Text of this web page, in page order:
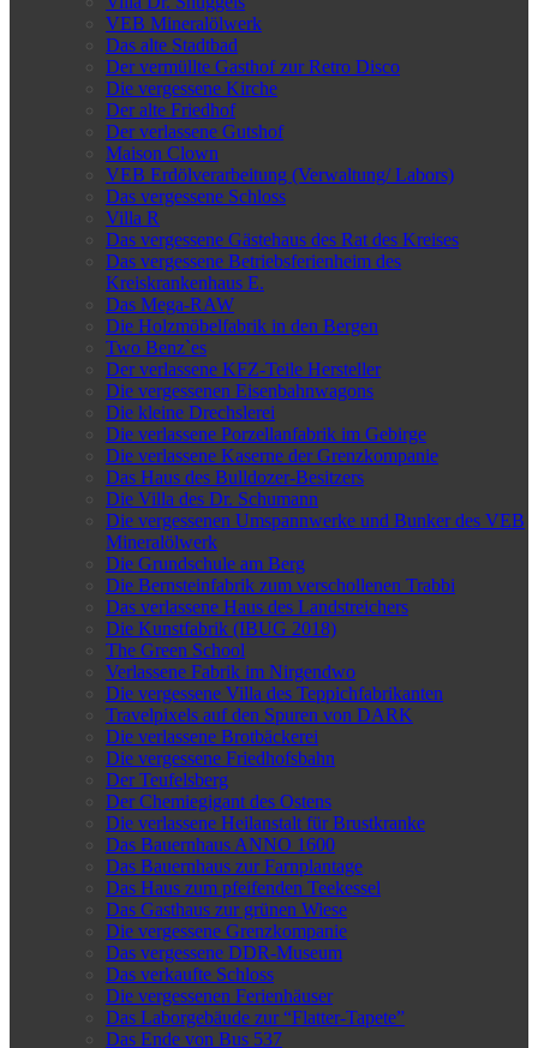
VEB Mineralölwerk
Das alte Stadtbad
Der vermüllte Gasthof zur Retro Disco
Die vergessene Kirche
Der alte Friedhof
Der verlassene Gutshof
Maison Clown
VEB Erdölverarbeitung (Verwaltung/ Labors)
Das vergessene Schloss
Villa R
Das vergessene Gästehaus des Rat des Kreises
Das vergessene Betriebsferienheim des
Kreiskrankenhaus E.
Das Mega-RAW
Die Holzmöbelfabrik in den Bergen
Two Benz`es
Der verlassene KFZ-Teile Hersteller
Die vergessenen Eisenbahnwagons
Die kleine Drechslerei
Die verlassene Porzellanfabrik im Gebirge
Die verlassene Kaserne der Grenzkompanie
Das Haus des Bulldozer-Besitzers
Die Villa des Dr. Schumann
Die vergessenen Umspannwerke und Bunker des VEB
Mineralölwerk
Die Grundschule am Berg
Die Bernsteinfabrik zum verschollenen Trabbi
Das verlassene Haus des Landstreichers
Die Kunstfabrik (IBUG 2018)
The Green School
Verlassene Fabrik im Nirgendwo
Die vergessene Villa des Teppichfabrikanten
Travelpixels auf den Spuren von DARK
Die verlassene Brotbäckerei
Die vergessene Friedhofsbahn
Der Teufelsberg
Der Chemiegigant des Ostens
Die verlassene Heilanstalt für Brustkranke
Das Bauernhaus ANNO 1600
Das Bauernhaus zur Farnplantage
Das Haus zum pfeifenden Teekessel
Das Gasthaus zur grünen Wiese
Die vergessene Grenzkompanie
Das vergessene DDR-Museum
Das verkaufte Schloss
Die vergessenen Ferienhäuser
Das Laborgebäude zur “Flatter-Tapete”
Das Ende von Bus 537